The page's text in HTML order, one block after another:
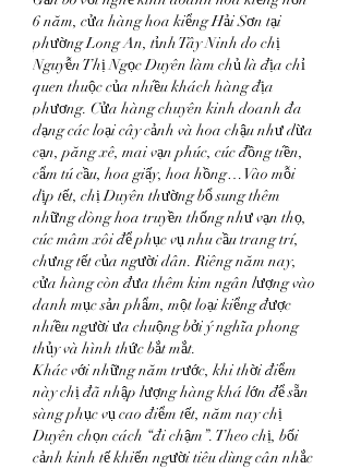
6 năm, cửa hàng hoa kiểng Hải Sơn tại
phường Long An, tỉnh Tây Ninh do chị
Nguyễn Thị Ngọc Duyên làm chủ là địa chỉ
quen thuộc của nhiều khách hàng địa
phương. Cửa hàng chuyên kinh doanh đa
dạng các loại cây cảnh và hoa chậu như dừa
cạn, păng xê, mai vạn phúc, cúc đồng tiền,
cẩm tú cầu, hoa giấy, hoa hồng… Vào mỗi
dịp tết, chị Duyên thường bổ sung thêm
những dòng hoa truyền thống như vạn thọ,
cúc mâm xôi để phục vụ nhu cầu trang trí,
chưng tết của người dân. Riêng năm nay,
cửa hàng còn đưa thêm kim ngân lượng vào
danh mục sản phẩm, một loại kiểng được
nhiều người ưa chuộng bởi ý nghĩa phong
thủy và hình thức bắt mắt.
Khác với những năm trước, khi thời điểm
này chị đã nhập lượng hàng khá lớn để sẵn
sàng phục vụ cao điểm tết, năm nay chị
Duyên chọn cách “đi chậm”. Theo chị, bối
cảnh kinh tế khiến người tiêu dùng cân nhắc